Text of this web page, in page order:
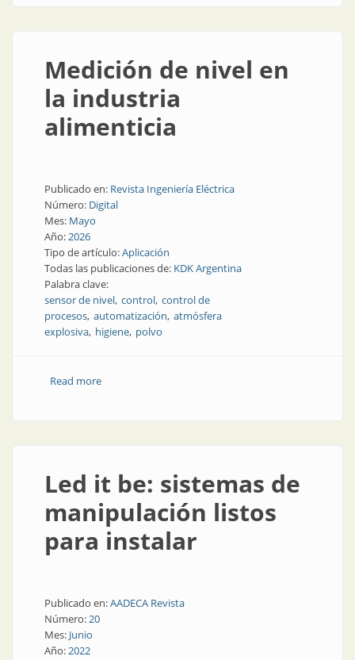
Medición de nivel en
la industria
alimenticia
Publicado en: Revista Ingeniería Eléctrica
Número: Digital
Mes: Mayo
Año:2026
Tipo de artículo:Aplicación
Todas las publicaciones de: KDK Argentina
Palabra clave:
sensor de nivel control control de
procesos automatización atmósfera
explosiva higiene polvo
Read moreabout Medición de nivel en la industria alimenticia
Led it be: sistemas de
manipulación listos
para instalar
Publicado en:AADECA Revista
Número:20
Mes: Junio
Año:2022